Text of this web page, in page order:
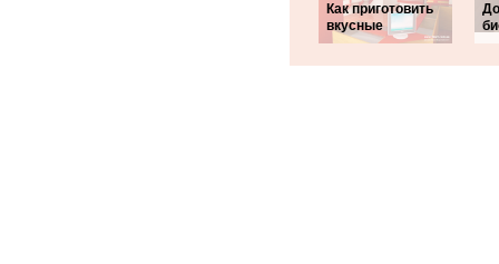
Как приготовить
вкусные